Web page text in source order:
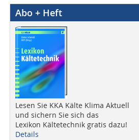
Abo + Heft
Lesen Sie KKA Kälte Klima Aktuell
und sichern Sie sich das
Lexikon Kältetechnik gratis dazu!
Details